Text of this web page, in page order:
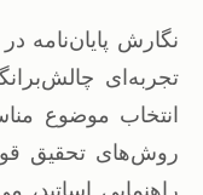
نگارش پایان‌نامه
تجربه‌ای
انتخاب موضوع
روش‌های تحقیق